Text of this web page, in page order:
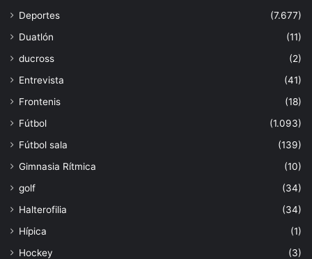
Deportes
(7.677)
Duatlón
(11)
ducross
(2)
Entrevista
(41)
Frontenis
(18)
Fútbol
(1.093)
Fútbol sala
(139)
Gimnasia Rítmica
(10)
golf
(34)
Halterofilia
(34)
Hípica
(1)
Hockey
(3)